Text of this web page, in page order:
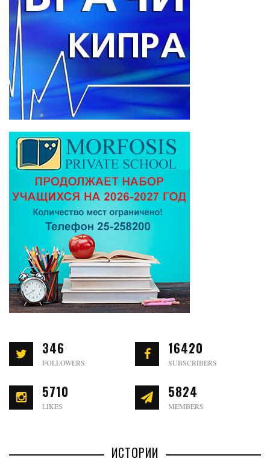
346
FOLLOWERS
16420
SUBSCRIBERS
5710
LIKES
5824
MEMBERS
ИСТОРИИ